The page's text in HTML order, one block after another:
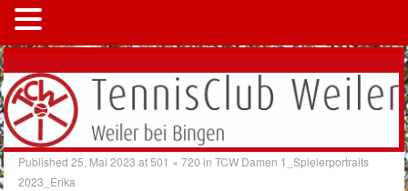
Published25. Mai 2023 at501 × 720 inTCW Damen 1_Spielerportraits
2023_Erika